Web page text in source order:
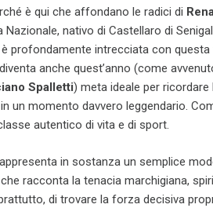
è qui che affondano le radici di
nativo di Castellaro di
profondamente intrecciata con questa
anche quest’anno (come
Spalletti) meta ideale per ricordare
un momento davvero leggendario.
autentico di vita e di sport.
in sostanza un semplice
racconta la tenacia marchigiana,
di trovare la forza decisiva